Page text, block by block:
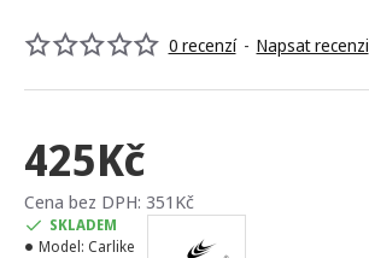
0 recenzí - Napsat recenzi
425Kč
Cena bez DPH: 351Kč
SKLADEM
Model: Carlike